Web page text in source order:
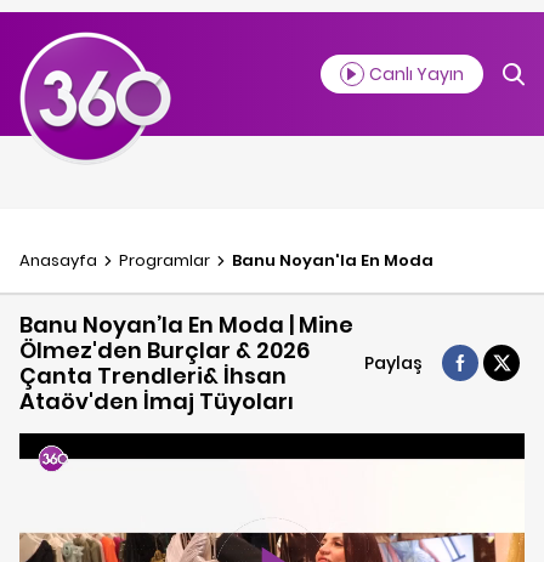
Canlı Yayın
Anasayfa Programlar Banu Noyan'la En Moda
Banu Noyan’la En Moda | Mine
Ölmez'den Burçlar & 2026
Çanta Trendleri& İhsan
Ataöv'den İmaj Tüyoları
Paylaş